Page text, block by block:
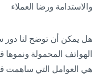
والاستدامة ورضا العملاء
هل يمكن أن توضح لنا دور
الهواتف المحمولة ونموها
هي العوامل التي ساهمت